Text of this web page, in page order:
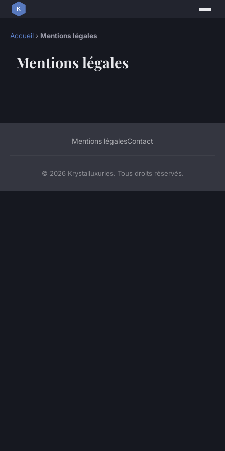
Accueil › Mentions légales
Mentions légales
Mentions légalesContact
© 2026 Krystalluxuries. Tous droits réservés.